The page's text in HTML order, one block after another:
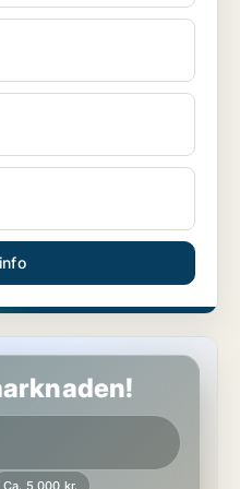
Ca. 5 000 kr.